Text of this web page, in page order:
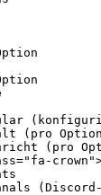
Inhalt
Kanals